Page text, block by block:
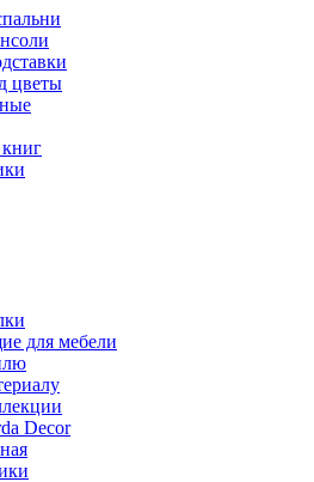
цветы
для мебели
Decor